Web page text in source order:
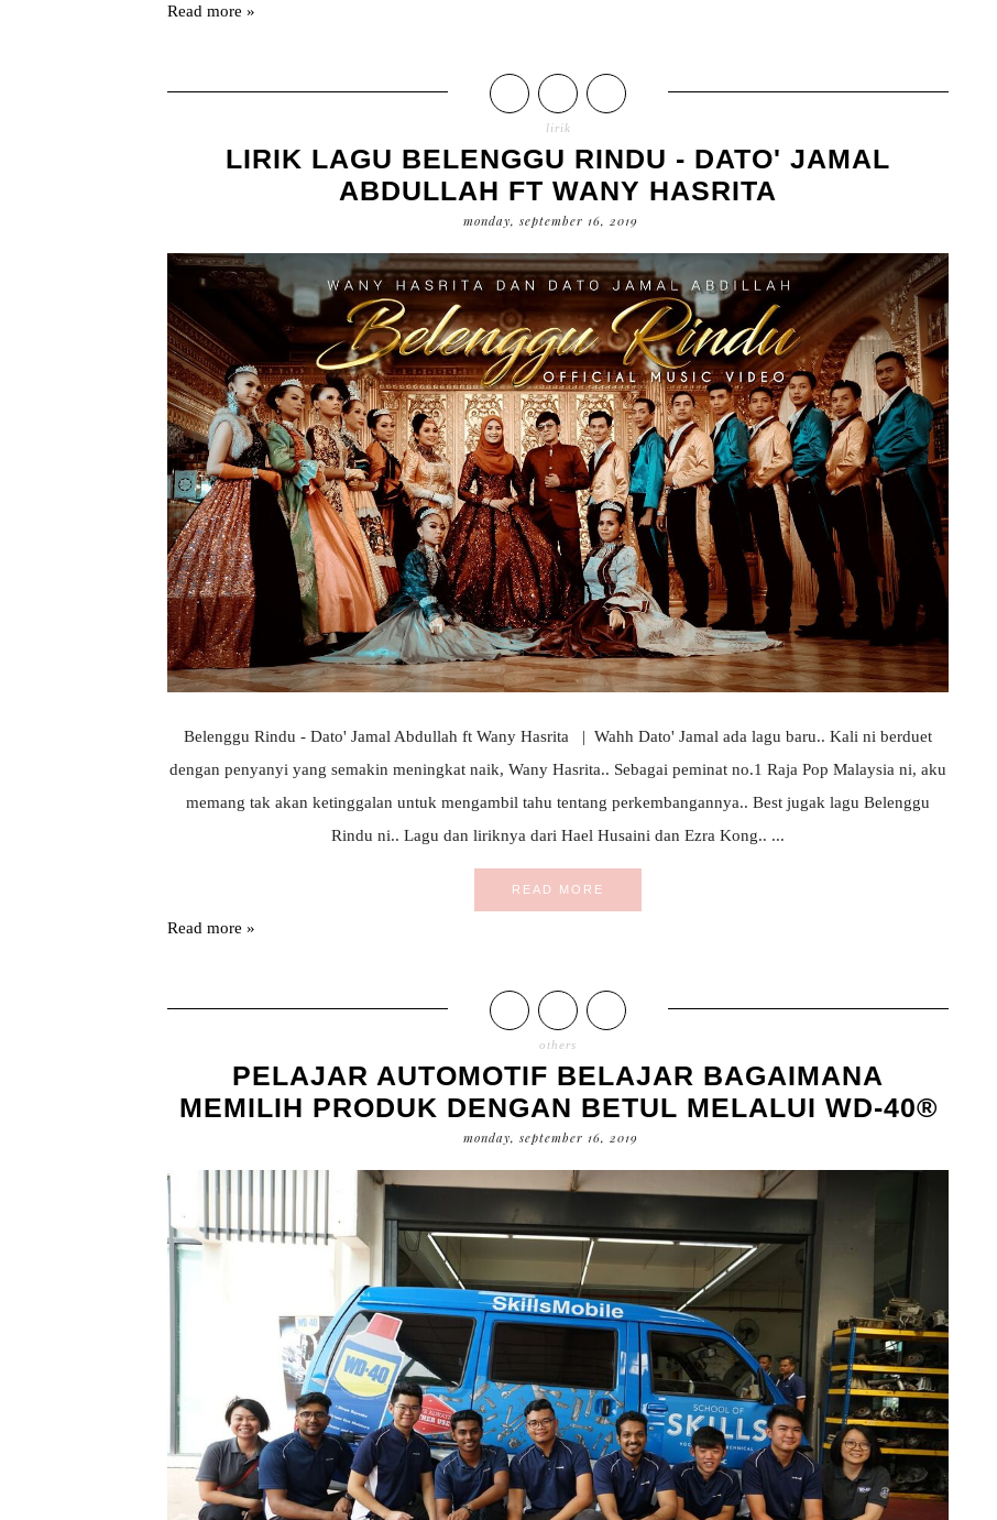
Read more »
lirik
LIRIK LAGU BELENGGU RINDU - DATO' JAMAL
ABDULLAH FT WANY HASRITA
monday, september 16, 2019
Belenggu Rindu - Dato' Jamal Abdullah ft Wany Hasrita | Wahh Dato' Jamal ada lagu baru.. Kali ni berduet
dengan penyanyi yang semakin meningkat naik, Wany Hasrita.. Sebagai peminat no.1 Raja Pop Malaysia ni, aku
memang tak akan ketinggalan untuk mengambil tahu tentang perkembangannya.. Best jugak lagu Belenggu
Rindu ni.. Lagu dan liriknya dari Hael Husaini dan Ezra Kong.. ...
READ MORE
Read more »
others
PELAJAR AUTOMOTIF BELAJAR BAGAIMANA
MEMILIH PRODUK DENGAN BETUL MELALUI WD-40®
monday, september 16, 2019